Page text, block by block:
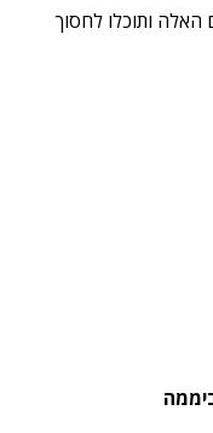
האלה ותוכלו לחסוך